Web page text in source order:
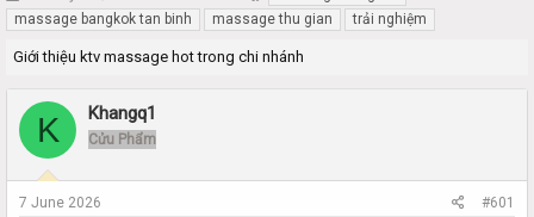
h
r
e
s
t
r
t
t
a
r
a
t
massage bangkok tan binh
massage thu gian trải nghiệm
Giới thiệu ktv massage hot trong chi nhánh
K Khangq1
Cửu Phẩm
7 June 2026 #601